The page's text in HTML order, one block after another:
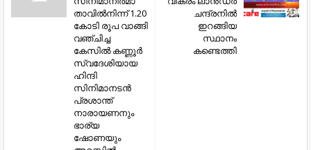
ചന്ദ്രനില്‍
ഇറങ്ങിയ
സ്ഥാനം
കണ്ടെത്തി
താവിൽനിന്ന് 1.20
കോടി രൂപ വാങ്ങി
വഞ്ചിച്ച
കേസിൽ കണ്ണൂർ
സ്വദേശിയായ
ഹിന്ദി
സിനിമാനടൻ
പ്രശാന്ത്
നാരായണനും
ഭാര്യ
ഷോണയും